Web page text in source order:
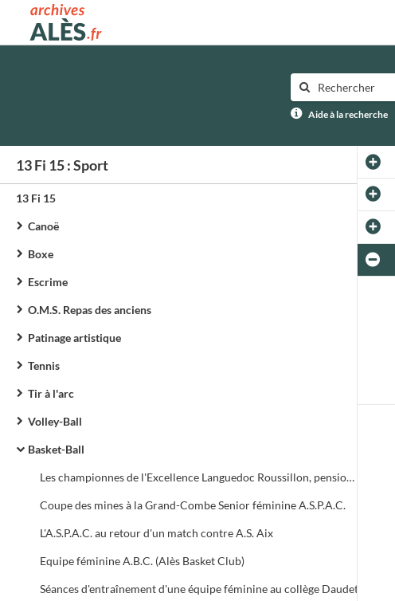
Archives municipales d'Alès
Aide à la recherche
13 Fi 15 : Sport
13 Fi 15
Canoë
Boxe
Escrime
O.M.S. Repas des anciens
Patinage artistique
Tennis
Tir à l'arc
Volley-Ball
Basket-Ball
Les championnes de l'Excellence Languedoc Roussillon, pensionnaires de la Nationale III
Coupe des mines à la Grand-Combe Senior féminine A.S.P.A.C.
L'A.S.P.A.C. au retour d'un match contre A.S. Aix
Equipe féminine A.B.C. (Alès Basket Club)
Séances d'entraînement d'une équipe féminine au collège Daudet